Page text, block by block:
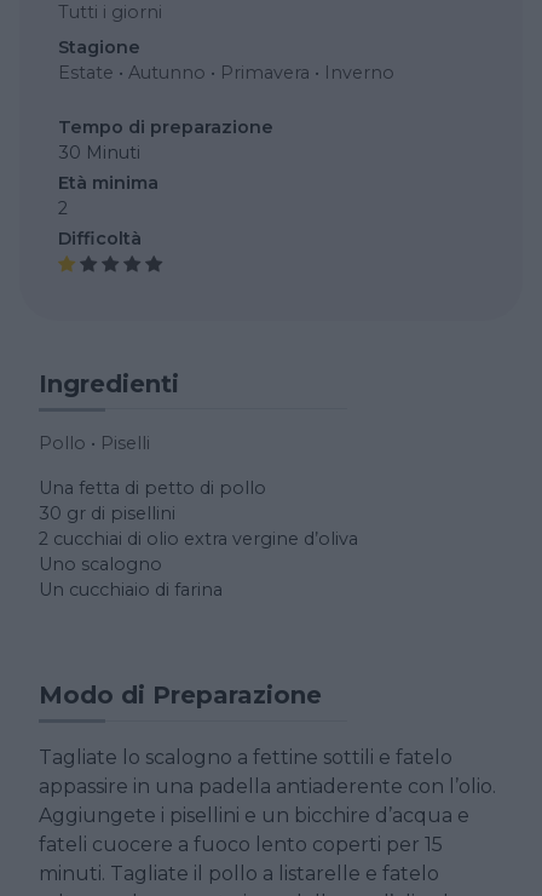
Tutti i giorni
Stagione
Estate • Autunno • Primavera • Inverno
Tempo di preparazione
30 Minuti
Età minima
2
Difficoltà
Ingredienti
Pollo • Piselli
Una fetta di petto di pollo
30 gr di pisellini
2 cucchiai di olio extra vergine d’oliva
Uno scalogno
Un cucchiaio di farina
Modo di Preparazione
Tagliate lo scalogno a fettine sottili e fatelo
appassire in una padella antiaderente con l’olio.
Aggiungete i pisellini e un bicchire d’acqua e
fateli cuocere a fuoco lento coperti per 15
minuti. Tagliate il pollo a listarelle e fatelo